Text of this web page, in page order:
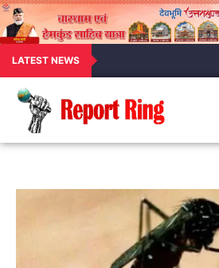
LATEST NEWS